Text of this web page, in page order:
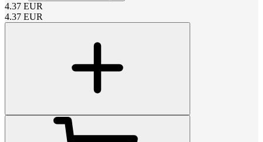
4.37 EUR
4.37 EUR